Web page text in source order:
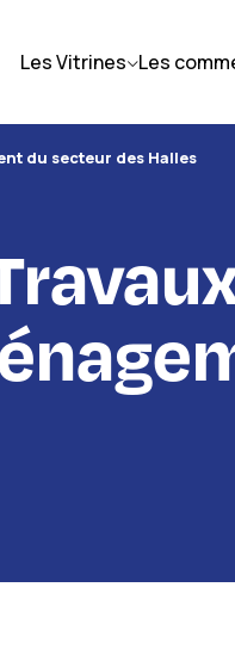
Les Vitrines Les
du secteur des Halles